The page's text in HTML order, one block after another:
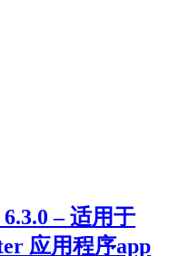
– 适用于
应用程序app